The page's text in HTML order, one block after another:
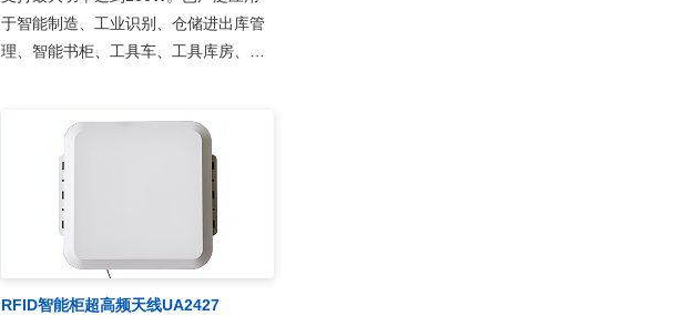
于智能制造、工业识别、仓储进出库管
理、智能书柜、工具车、工具库房、会
频识别（RFID）系统。
RFID智能柜超高频天线UA2427